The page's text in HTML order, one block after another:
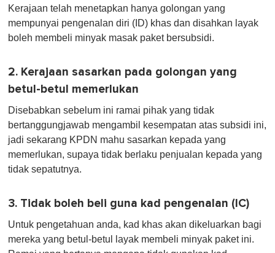
Kerajaan telah menetapkan hanya golongan yang
mempunyai pengenalan diri (ID) khas dan disahkan layak
boleh membeli minyak masak paket bersubsidi.
2. Kerajaan sasarkan pada golongan yang
betul-betul memerlukan
Disebabkan sebelum ini ramai pihak yang tidak
bertanggungjawab mengambil kesempatan atas subsidi ini,
jadi sekarang KPDN mahu sasarkan kepada yang
memerlukan, supaya tidak berlaku penjualan kepada yang
tidak sepatutnya.
3. Tidak boleh beli guna kad pengenalan (IC)
Untuk pengetahuan anda, kad khas akan dikeluarkan bagi
mereka yang betul-betul layak membeli minyak paket ini.